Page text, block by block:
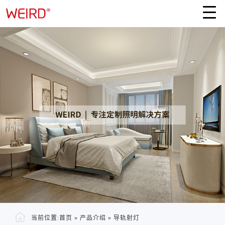
当前位置:首页 » 产品介绍 » 导轨射灯